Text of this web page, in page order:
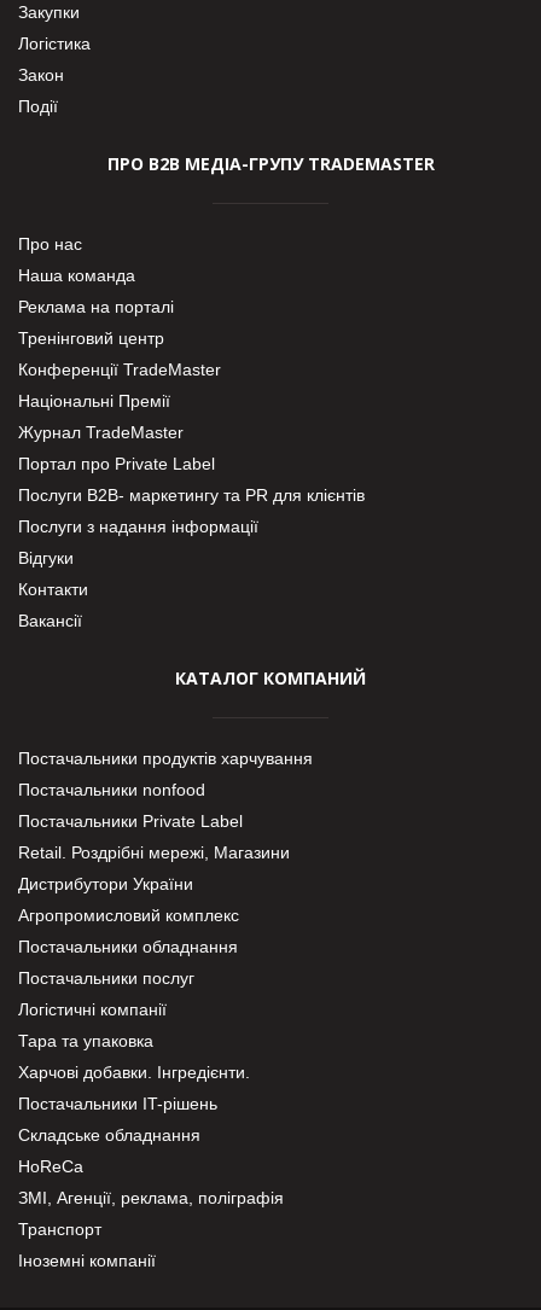
Закупки
Логістика
Закон
Події
ПРО В2В МЕДІА-ГРУПУ TRADEMASTER
Про нас
Наша команда
Реклама на порталі
Тренінговий центр
Конференції TradeMaster
Національні Премії
Журнал TradeMaster
Портал про Private Label
Послуги В2В- маркетингу та PR для клієнтів
Послуги з надання інформації
Відгуки
Контакти
Вакансії
КАТАЛОГ КОМПАНИЙ
Постачальники продуктів харчування
Постачальники nonfood
Постачальники Private Label
Retail. Роздрібні мережі, Магазини
Дистрибутори України
Агропромисловий комплекс
Постачальники обладнання
Постачальники послуг
Логістичні компанії
Тара та упаковка
Харчові добавки. Інгредієнти.
Постачальники IT-рішень
Складське обладнання
HoReCa
ЗМІ, Агенції, реклама, поліграфія
Транспорт
Іноземні компанії